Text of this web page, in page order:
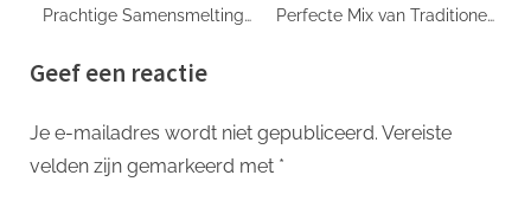
Prachtige Samensmelting
Perfecte Mix van Traditioneel
Geef een reactie
Je e-mailadres wordt niet gepubliceerd. Vereiste
velden zijn gemarkeerd met *